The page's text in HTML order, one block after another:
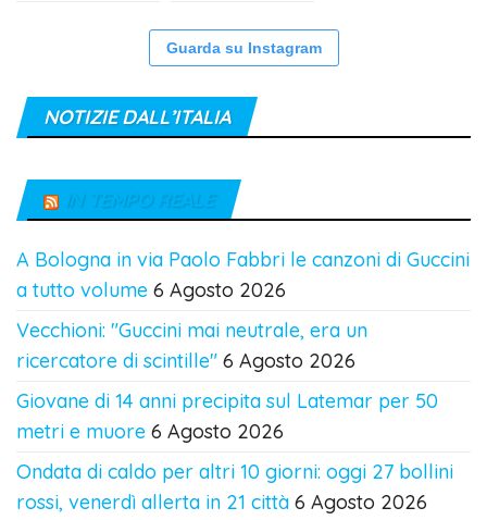
Guarda su Instagram
NOTIZIE DALL’ITALIA
IN TEMPO REALE
A Bologna in via Paolo Fabbri le canzoni di Guccini
a tutto volume 6 Agosto 2026
Vecchioni: "Guccini mai neutrale, era un
ricercatore di scintille" 6 Agosto 2026
Giovane di 14 anni precipita sul Latemar per 50
metri e muore 6 Agosto 2026
Ondata di caldo per altri 10 giorni: oggi 27 bollini
rossi, venerdì allerta in 21 città 6 Agosto 2026